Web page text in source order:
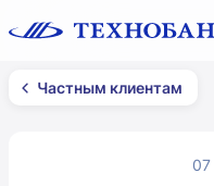
Частным клиентам